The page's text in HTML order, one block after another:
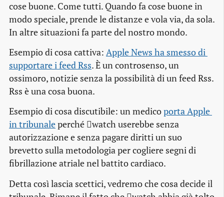
cose buone. Come tutti. Quando fa cose buone in
modo speciale, prende le distanze e vola via, da sola.
In altre situazioni fa parte del nostro mondo.
Esempio di cosa cattiva: Apple News ha smesso di
supportare i feed Rss. È un controsenso, un
ossimoro, notizie senza la possibilità di un feed Rss.
Rss è una cosa buona.
Esempio di cosa discutibile: un medicoporta Apple
in tribunaleperché watch userebbe senza
autorizzazione e senza pagare diritti un suo
brevetto sulla metodologia per cogliere segni di
fibrillazione atriale nel battito cardiaco.
Detta così lascia scettici, vedremo che cosa decide il